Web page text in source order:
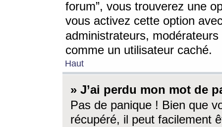
forum”, vous trouverez une
vous activez cette option
administrateurs,
comme un utilisateur caché.
Haut
» J’ai perdu mon mot de
Pas de panique ! Bien que
récupéré, il peut facilement